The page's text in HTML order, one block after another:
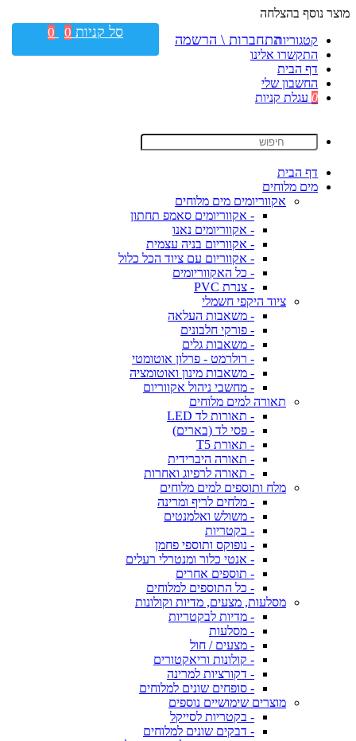
מוצר נוסף בהצלחה
קטגוריות
התקשרו אלינו
דף הבית
החשבון שלי
0 עגלת קניות
דף הבית
מים מלוחים
אקווריומים מים מלוחים
- אקווריומים סאמפ תחתון
- אקווריומים נאנו
- אקווריום בניה עצמית
- אקווריום עם ציוד הכל כלול
- כל האקווריומים
- צנרת PVC
ציוד היקפי חשמלי
- משאבות העלאה
- פורקי חלבונים
- משאבות גלים
- רולרמט - פרלון אוטומטי
- משאבות מינון ואוטומציה
- מחשבי ניהול אקווריום
תאורה למים מלוחים
- תאורות לד LED
- פסי לד (בארים)
- תאורת T5
- תאורה היברידית
- תאורה לרפיוג ואחרות
מלח ותוספים למים מלוחים
- מלחים לריף ומרינה
- משולש ואלמנטים
- בקטריות
- נופוקס ותוספי פחמן
- אנטי כלור ומנטרלי רעלים
- תוספים אחרים
- כל התוספים למלוחים
מסלעות, מצעים, מדיות וקולונות
- מדיות לבקטריות
- מסלעות
- מצעים / חול
- קולונות וריאקטורים
- דקורציות למרינה
- סופחים שונים למלוחים
מוצרים שימושיים נוספים
- בקטריות לסייקל
- דבקים שונים למלוחים
התחברות \ הרשמה סל קניות 0
0